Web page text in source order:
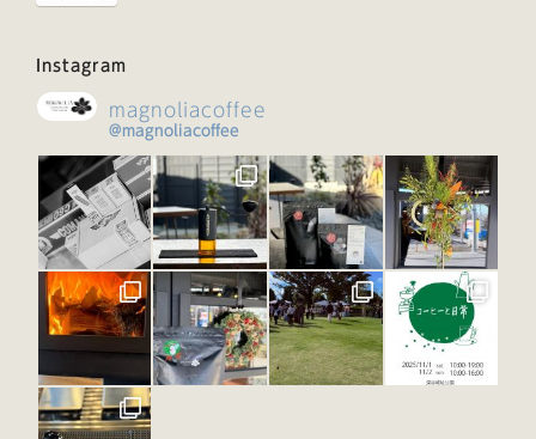
Instagram
magnoliacoffee
@magnoliacoffee